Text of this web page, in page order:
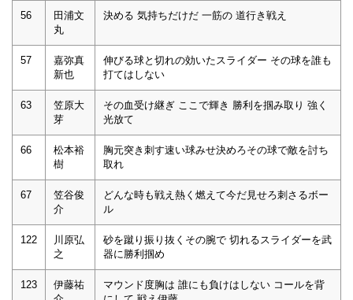
56
田浦文
丸
決める 気持ちだけだ 一筋の 道行き戦え
57
嘉弥真
新也
伸びる球と切れの効いたスライダー その球を誰も
打てはしない
63
笠原大
芽
その血受け継ぎ ここで輝き 勝利を掴み取り 強く
光放て
66
松本裕
樹
胸元突き刺す速い球みせ決めろその球で敵を討ち
取れ
67
笠谷俊
介
どんな時も戦え熱く燃えて今だ見せろ刺さるボー
ル
122
川原弘
之
砂を蹴り振り抜くその腕で 切れるスライダーを武
器に勝利掴め
123
伊藤祐
マウンド度胸は 誰にも負けはしない コールを背